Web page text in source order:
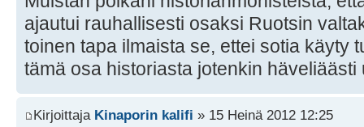
ajautui rauhallisesti osaksi Ruotsin
toinen tapa ilmaista se, ettei sotia käyty
tämä osa historiasta jotenkin häveliäästi
Kirjoittaja Kinaporin kalifi » 15 Heinä 2012 12:25